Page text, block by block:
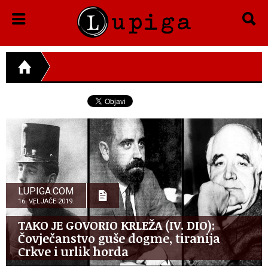
LUPIGA.COM
16. VELJAČE 2019.
TAKO JE GOVORIO KRLEŽA (IV. DIO):
Čovječanstvo guše dogme, tiranija
Crkve i urlik horda